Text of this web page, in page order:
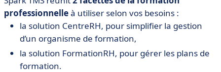
professionnelleà utiliser selon vos besoins :
la solution CentreRH, pour simplifier la gestion
d’un organisme de formation,
la solution FormationRH, pour gérer les plans de
formation.